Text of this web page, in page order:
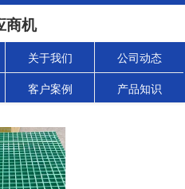
商机
关于我们 公司动态
客户案例 产品知识